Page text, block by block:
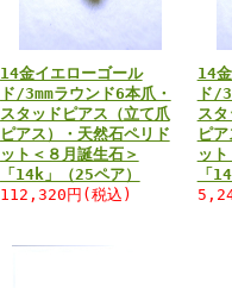
14金イエローゴール
ド/3mmラウンド6本爪・
スタッドピアス（立て爪
ピアス）・天然石ペリド
ット＜８月誕生石＞
「14k」（25ペア）
112,320円(税込)
14
ド/
ス
ピ
ッ
「